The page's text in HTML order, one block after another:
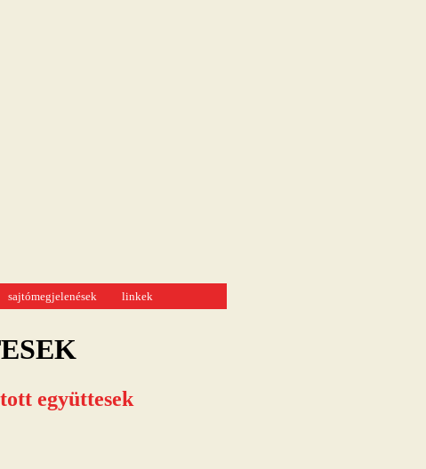
sajtómegjelenések linkek
együttesek